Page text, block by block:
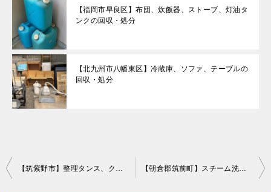
【福岡市早良区】布団、炊飯器、ストーブ、灯油タ
ンクの回収・処分
【北九州市八幡東区】冷蔵庫、ソファ、テーブルの
回収・処分
投
【筑紫野市】整理タンス、クローゼットの回収・処分ご依頼 【朝倉郡筑前町】スチーム洗浄機、掃除機、CDプレーヤーの回収